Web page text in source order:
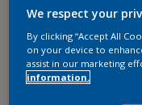
We respect your
By clicking “Accept All
on your device to
assist in our marketing
information.